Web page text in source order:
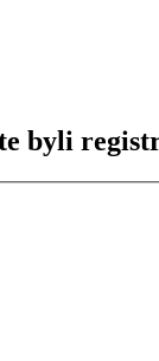
byli